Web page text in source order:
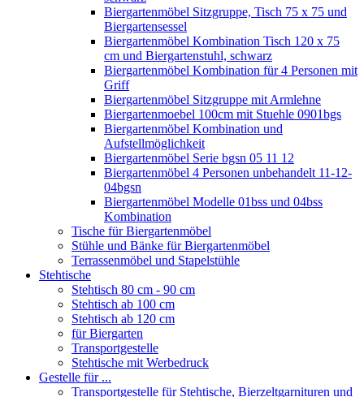
Biergartenmöbel Sitzgruppe, Tisch 75 x 75 und
Biergartensessel
Biergartenmöbel Kombination Tisch 120 x 75
cm und Biergartenstuhl, schwarz
Biergartenmöbel Kombination für 4 Personen mit
Griff
Biergartenmöbel Sitzgruppe mit Armlehne
Biergartenmoebel 100cm mit Stuehle 0901bgs
Biergartenmöbel Kombination und
Aufstellmöglichkeit
Biergartenmöbel Serie bgsn 05 11 12
Biergartenmöbel 4 Personen unbehandelt 11-12-
04bgsn
Biergartenmöbel Modelle 01bss und 04bss
Kombination
Tische für Biergartenmöbel
Stühle und Bänke für Biergartenmöbel
Terrassenmöbel und Stapelstühle
Stehtische
Stehtisch 80 cm - 90 cm
Stehtisch ab 100 cm
Stehtisch ab 120 cm
für Biergarten
Transportgestelle
Stehtische mit Werbedruck
Gestelle für ...
Transportgestelle für Stehtische, Bierzeltgarnituren und